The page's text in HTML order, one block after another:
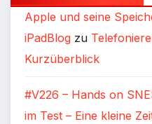
Apple und seine
iPadBlog zu
Kurzüberblick
#V226 – Hands on
im Test – Eine kleine